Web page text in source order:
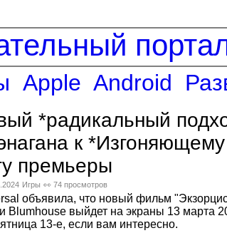
Apple Android
*радикальный
к
премьеры
Игры 👀 74 просмотров
объявила, что новый фильм
Blumhouse выйдет на экраны 13 марта
13-е, если вам интересно.